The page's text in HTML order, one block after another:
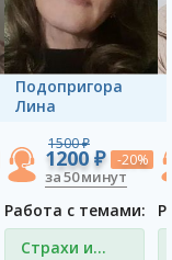
Подопригора
Лина
1500 ₽
1200 ₽ -20%
за 50 минут
Работа с темами:
Страхи и